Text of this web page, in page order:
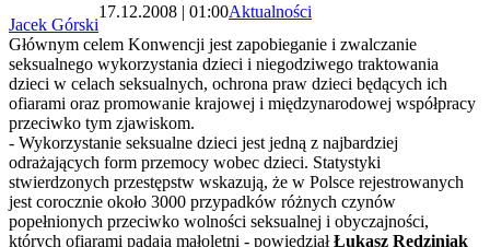
Jacek Górski
17.12.2008 | 01:00Aktualności
Głównym celem Konwencji jest zapobieganie i zwalczanie
seksualnego wykorzystania dzieci i niegodziwego traktowania
dzieci w celach seksualnych, ochrona praw dzieci będących ich
ofiarami oraz promowanie krajowej i międzynarodowej współpracy
przeciwko tym zjawiskom.
- Wykorzystanie seksualne dzieci jest jedną z najbardziej
odrażających form przemocy wobec dzieci. Statystyki
stwierdzonych przestępstw wskazują, że w Polsce rejestrowanych
jest corocznie około 3000 przypadków różnych czynów
popełnionych przeciwko wolności seksualnej i obyczajności,
których ofiarami padają małoletni - powiedziałŁukasz Rędziniak